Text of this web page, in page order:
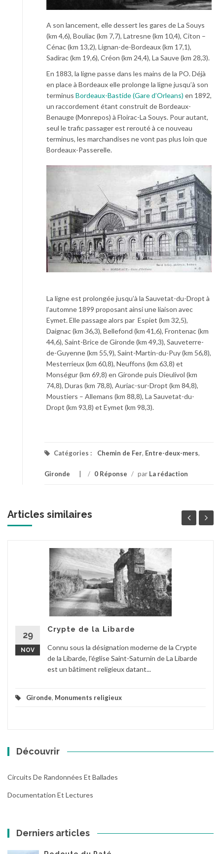
A son lancement, elle dessert les gares de La Souys
(km 4,6), Bouliac (km 7,7), Latresne (km 10,4), Citon –
Cénac (km 13,2), Lignan-de-Bordeaux (km 17,1),
Sadirac (km 19,6), Créon (km 24,4), La Sauve (km 28,3).
En 1883, la ligne passe dans les mains de la PO. Déjà
en place à Bordeaux elle prolonge la ligne jusqu’à son
terminus Bordeaux-Bastide (Gare d’Orleans) en 1892,
un raccordement étant construit de Bordeaux-
Benauge (Monrepos) à Floirac-La Souys. Pour autant,
seul le trafic passager est rerouté à ce nouveau
terminus, les marchandises ne vont pas plus loin que
Bordeaux-Passerelle.
La ligne est prolongée jusqu’à la Sauvetat-du-Dropt à
l’automne 1899 proposant ainsi une liaison avec
Eymet. Elle passage alors par Espiet (km 32,5),
Daignac (km 36,3), Bellefond (km 41,6), Frontenac (km
44,6), Saint-Brice de Gironde (km 49,3), Sauveterre-
de-Guyenne (km 55,9), Saint-Martin-du-Puy (km 56,8),
Mesterrieux (km 60,8), Neuffons (km 63,8) et
Monségur (km 69,8) en Gironde puis Dieulivol (km
74,8), Duras (km 78,8), Auriac-sur-Dropt (km 84,8),
Moustiers – Allemans (km 88,8), La Sauvetat-du-
Dropt (km 93,8) et Eymet (km 98,3).
Catégories : Chemin de Fer, Entre-deux-mers,
Gironde / 0 Réponse / par La rédaction
Articles similaires
29
NOV
Crypte de la Libarde
Connu sous la désignation moderne de la Crypte
de la Libarde, l'église Saint-Saturnin de La Libarde
est un bâtiment religieux datant...
Gironde, Monuments religieux
Découvrir
Circuits De Randonnées Et Ballades
Documentation Et Lectures
Derniers articles